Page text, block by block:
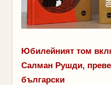
Юбилейният том
Салман Рушди,
български